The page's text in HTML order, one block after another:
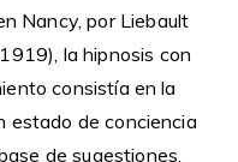
Nancy, por Liebault
la hipnosis con
consistía en la
estado de conciencia
de sugestiones,